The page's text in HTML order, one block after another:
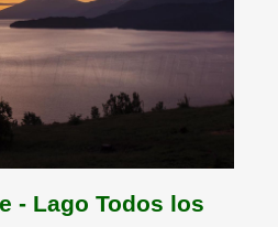
- Lago Todos los